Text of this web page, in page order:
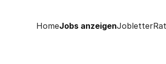
HomeJobs anzeigenJobletter